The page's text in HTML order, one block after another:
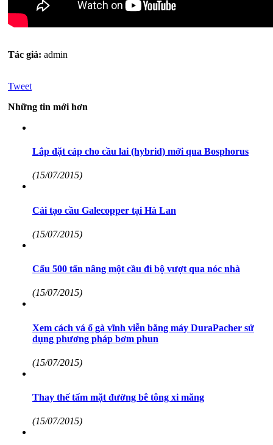
Tác giả: admin
Tweet
Những tin mới hơn
Lắp đặt cáp cho cầu lai (hybrid) mới qua Bosphorus
(15/07/2015)
Cải tạo cầu Galecopper tại Hà Lan
(15/07/2015)
Cẩu 500 tấn nâng một cầu đi bộ vượt qua nóc nhà
(15/07/2015)
Xem cách vá ổ gà vĩnh viễn bằng máy DuraPacher sử
dụng phương pháp bơm phun
(15/07/2015)
Thay thế tấm mặt đường bê tông xi măng
(15/07/2015)